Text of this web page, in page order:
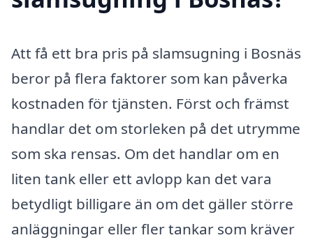
Att få ett bra pris på slamsugning i Bosnäs
beror på flera faktorer som kan påverka
kostnaden för tjänsten. Först och främst
handlar det om storleken på det utrymme
som ska rensas. Om det handlar om en
liten tank eller ett avlopp kan det vara
betydligt billigare än om det gäller större
anläggningar eller fler tankar som kräver